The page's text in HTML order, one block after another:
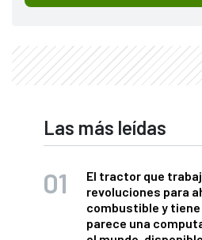
Las más leídas
El tractor que
revoluciones para
combustible y tiene
parece una